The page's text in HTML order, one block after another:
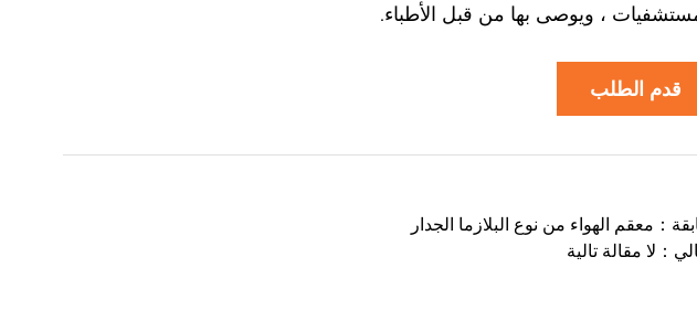
، ويوصى بها من قبل الأطباء.
قدم الطلب
：معقم الهواء من نوع البلازما الجدار
：لا مقالة تالية